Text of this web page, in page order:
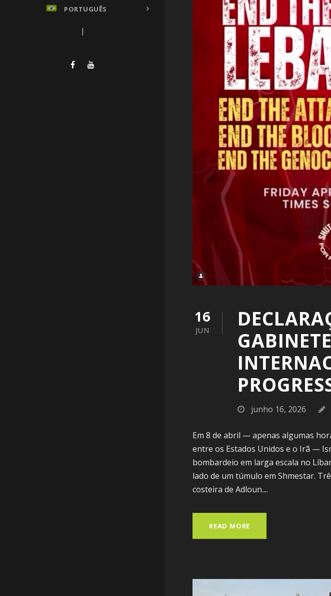
PORTUGUÊS
16
JUN
junho 16, 2026
Em 8 de abril — apenas algumas
entre os Estados Unidos e o Irã —
bombardeio em larga escala no
lado de um túmulo em Shmestar.
costeira de Adloun....
READ MORE